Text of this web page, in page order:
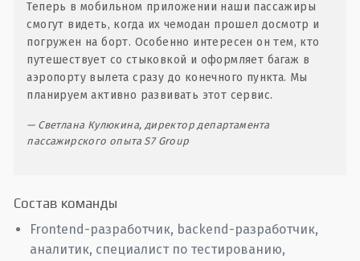
Теперь в мобильном приложении наши пассажиры
смогут видеть, когда их чемодан прошел досмотр и
погружен на борт. Особенно интересен он тем, кто
путешествует со стыковкой и оформляет багаж в
аэропорту вылета сразу до конечного пункта. Мы
планируем активно развивать этот сервис.
Светлана Кулюкина, директор департамента
пассажирского опыта S7 Group
Состав команды
Frontend-разработчик, backend-разработчик,
аналитик, специалист по тестированию,